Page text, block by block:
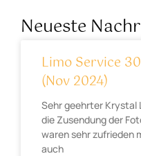
Neueste
Limo Service
(Nov 2024)
Sehr geehrter Krystal
die Zusendung der
waren sehr zufrieden
auch